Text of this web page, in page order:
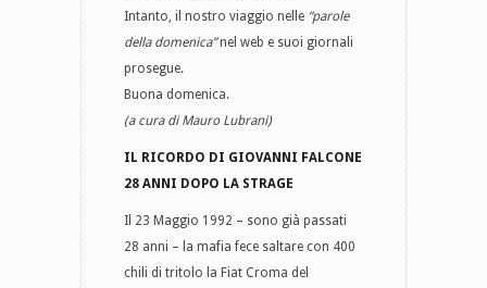
Intanto, il nostro viaggio nelle “parole
della domenica”nel web e suoi giornali
prosegue.
Buona domenica.
(a cura di Mauro Lubrani)
IL RICORDO DI GIOVANNI FALCONE
28 ANNI DOPO LA STRAGE
Il 23 Maggio 1992 – sono già passati
28 anni – la mafia fece saltare con 400
chili di tritolo la Fiat Croma del